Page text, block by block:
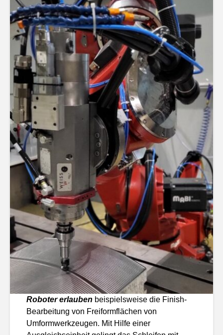
Roboter erlauben beispielsweise die Finish-
Bearbeitung von Freiformflächen von
Umformwerkzeugen. Mit Hilfe einer